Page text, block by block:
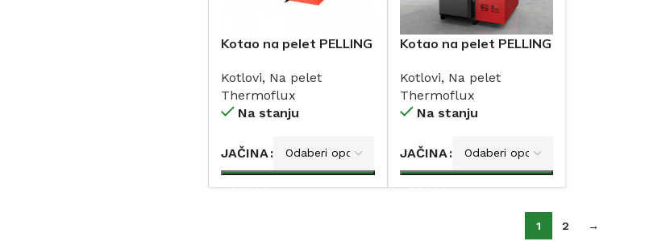
Kotao na pelet PELLING
Kotlovi, Na pelet
Thermoflux
Na stanju
JAČINA
DODAJ
Kotao na pelet PELLING
kW
Kotlovi, Na pelet
Thermoflux
Na stanju
JAČINA
DODAJ
1 2 →